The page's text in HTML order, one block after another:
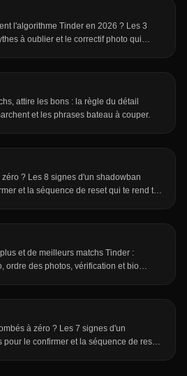
l'algorithme Tinder en 2026 ? Les 3
à oublier et le correctif photo qui
attire les bons : la règle du détail
et les phrases bateau à couper.
? Les 8 signes d'un shadowban
et la séquence de reset qui te rend ta
et de meilleurs matchs Tinder :
ordre des photos, vérification et bio
à zéro ? Les 7 signes d'un
pour le confirmer et la séquence de reset